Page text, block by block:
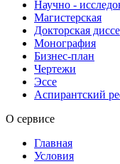
Научно -
Магистерская
Докторская
Монография
Бизнес-план
Чертежи
Эссе
Аспирантский
О сервисе
Главная
Условия